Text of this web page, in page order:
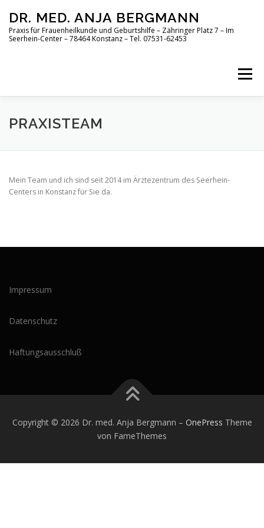
Inhalt
springen
DR. MED. ANJA BERGMANN
Praxis für Frauenheilkunde und Geburtshilfe – Zähringer Platz 7 – Im
Seerhein-Center – 78464 Konstanz – Tel. 07531-62453
Menü
ÜBERSICHT ÜBER UNS
PRAXISTEAM
Mein Team und ich sind seit 2014 im Ärztezentrum des Seerhein-
Centers in Konstanz für Sie da.
Impressum
Datenschutz
Haftungsausschluß
Copyright © 2026 Dr. med. Anja Bergmann – OnePress Theme
von FameThemes